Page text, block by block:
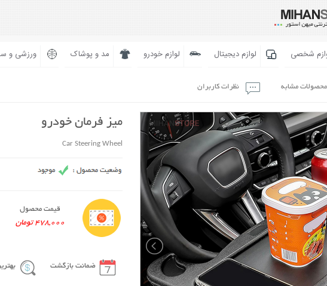
شخصی لوازم دیجیتال لوازم خودرو مد و پوشاک ورزشی و
محصولات مشابه نظرات کاربران
میز فرمان خودرو
Car Steering Wheel
قیمت محصول
478,000 تومان
ضمانت بازگشت